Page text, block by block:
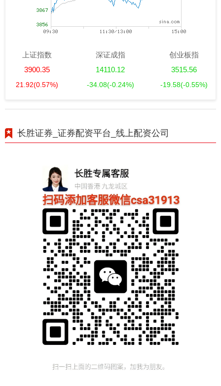
上证指数
3900.35
21.92(0.57%)
深证成指
14110.12
-34.08(-0.24%)
创业板指
3515.56
-19.58(-0.55%)
长胜证券_证券配资平台_线上配资公司